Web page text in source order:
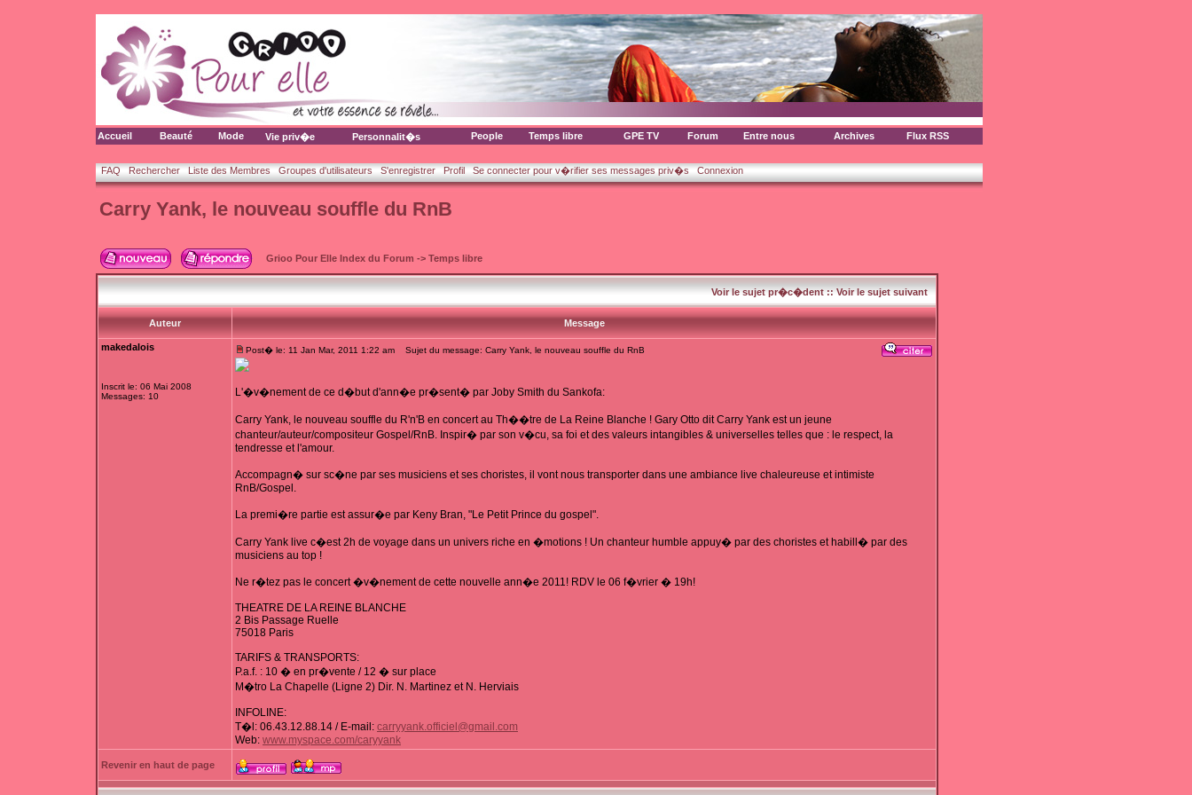
Accueil Beauté Mode Vie priv�e Personnalit�s People Temps libre GPE TV Forum Entre nous Archives Flux RSS
FAQ Rechercher Liste des Membres Groupes d'utilisateurs S'enregistrer Profil Se connecter pour v�rifier ses messages priv�s Connexion
Carry Yank, le nouveau souffle du RnB
Grioo Pour Elle Index du Forum -> Temps libre
Voir le sujet pr�c�dent::Voir le sujet suivant
Auteur Message
makedalois
Inscrit le: 06 Mai 2008
Messages: 10
Post� le: 11 Jan Mar, 2011 1:22 am Sujet du message: Carry Yank, le nouveau souffle du RnB
L'�v�nement de ce d�but d'ann�e pr�sent� par Joby Smith du Sankofa:
Carry Yank, le nouveau souffle du R'n'B en concert au Th��tre de La Reine Blanche ! Gary Otto dit Carry Yank est un jeune
chanteur/auteur/compositeur Gospel/RnB. Inspir� par son v�cu, sa foi et des valeurs intangibles & universelles telles que : le respect, la
tendresse et l'amour.
Accompagn� sur sc�ne par ses musiciens et ses choristes, il vont nous transporter dans une ambiance live chaleureuse et intimiste
RnB/Gospel.
La premi�re partie est assur�e par Keny Bran, "Le Petit Prince du gospel".
Carry Yank live c�est 2h de voyage dans un univers riche en �motions ! Un chanteur humble appuy� par des choristes et habill� par des
musiciens au top !
Ne r�tez pas le concert �v�nement de cette nouvelle ann�e 2011! RDV le 06 f�vrier � 19h!
THEATRE DE LA REINE BLANCHE
2 Bis Passage Ruelle
75018 Paris
TARIFS & TRANSPORTS:
P.a.f. : 10 � en pr�vente / 12 � sur place
M�tro La Chapelle (Ligne 2) Dir. N. Martinez et N. Herviais
INFOLINE:
T�l: 06.43.12.88.14 / E-mail: carryyank.officiel@gmail.com
Web: www.myspace.com/caryyank
Revenir en haut de page